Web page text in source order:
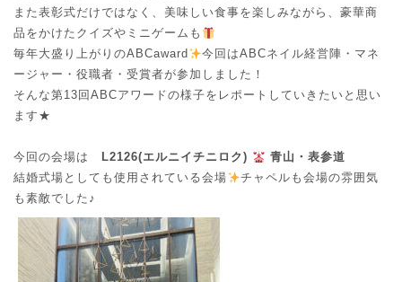
また表彰式だけではなく、美味しい食事を楽しみながら、豪華商
品をかけたクイズやミニゲームも
毎年大盛り上がりのABCaward
今回はABCネイル経営陣・マネ
ージャー・役職者・受賞者が参加しました！
そんな第13回ABCアワードの様子をレポートしていきたいと思い
ます★
今回の会場は L2126(エルニイチニロク)
青山・表参道
結婚式場としても使用されている会場
チャペルも会場の雰囲気
も素敵でした♪